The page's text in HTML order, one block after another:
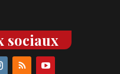
sociaux